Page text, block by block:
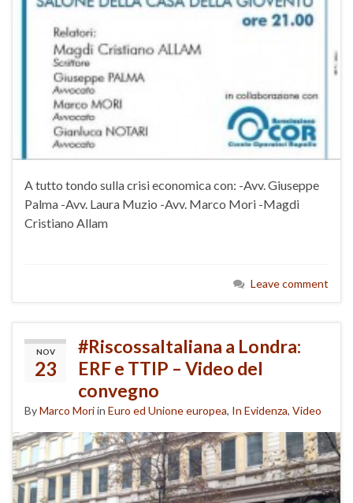
A tutto tondo sulla crisi economica con: -Avv. Giuseppe
Palma -Avv. Laura Muzio -Avv. Marco Mori -Magdi
Cristiano Allam
Leave comment
NOV
23
#RiscossaItaliana a Londra:
ERF e TTIP – Video del
convegno
ByMarco Moriin Euro ed Unione europea, In Evidenza, Video